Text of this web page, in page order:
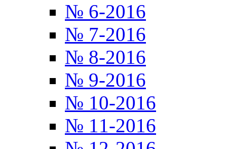
№ 6-2016
№ 7-2016
№ 8-2016
№ 9-2016
№ 10-2016
№ 11-2016